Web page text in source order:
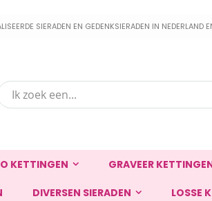
SIERADEN EN GEDENKSIERADEN IN NEDERLAND
KETTINGEN GRAVEER
DIVERSEN SIERADEN LOSSE